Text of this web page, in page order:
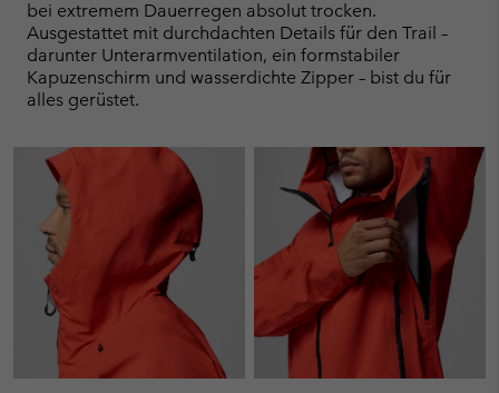
bei extremem Dauerregen absolut trocken.
Ausgestattet mit durchdachten Details für den Trail –
darunter Unterarmventilation, ein formstabiler
Kapuzenschirm und wasserdichte Zipper – bist du für
alles gerüstet.